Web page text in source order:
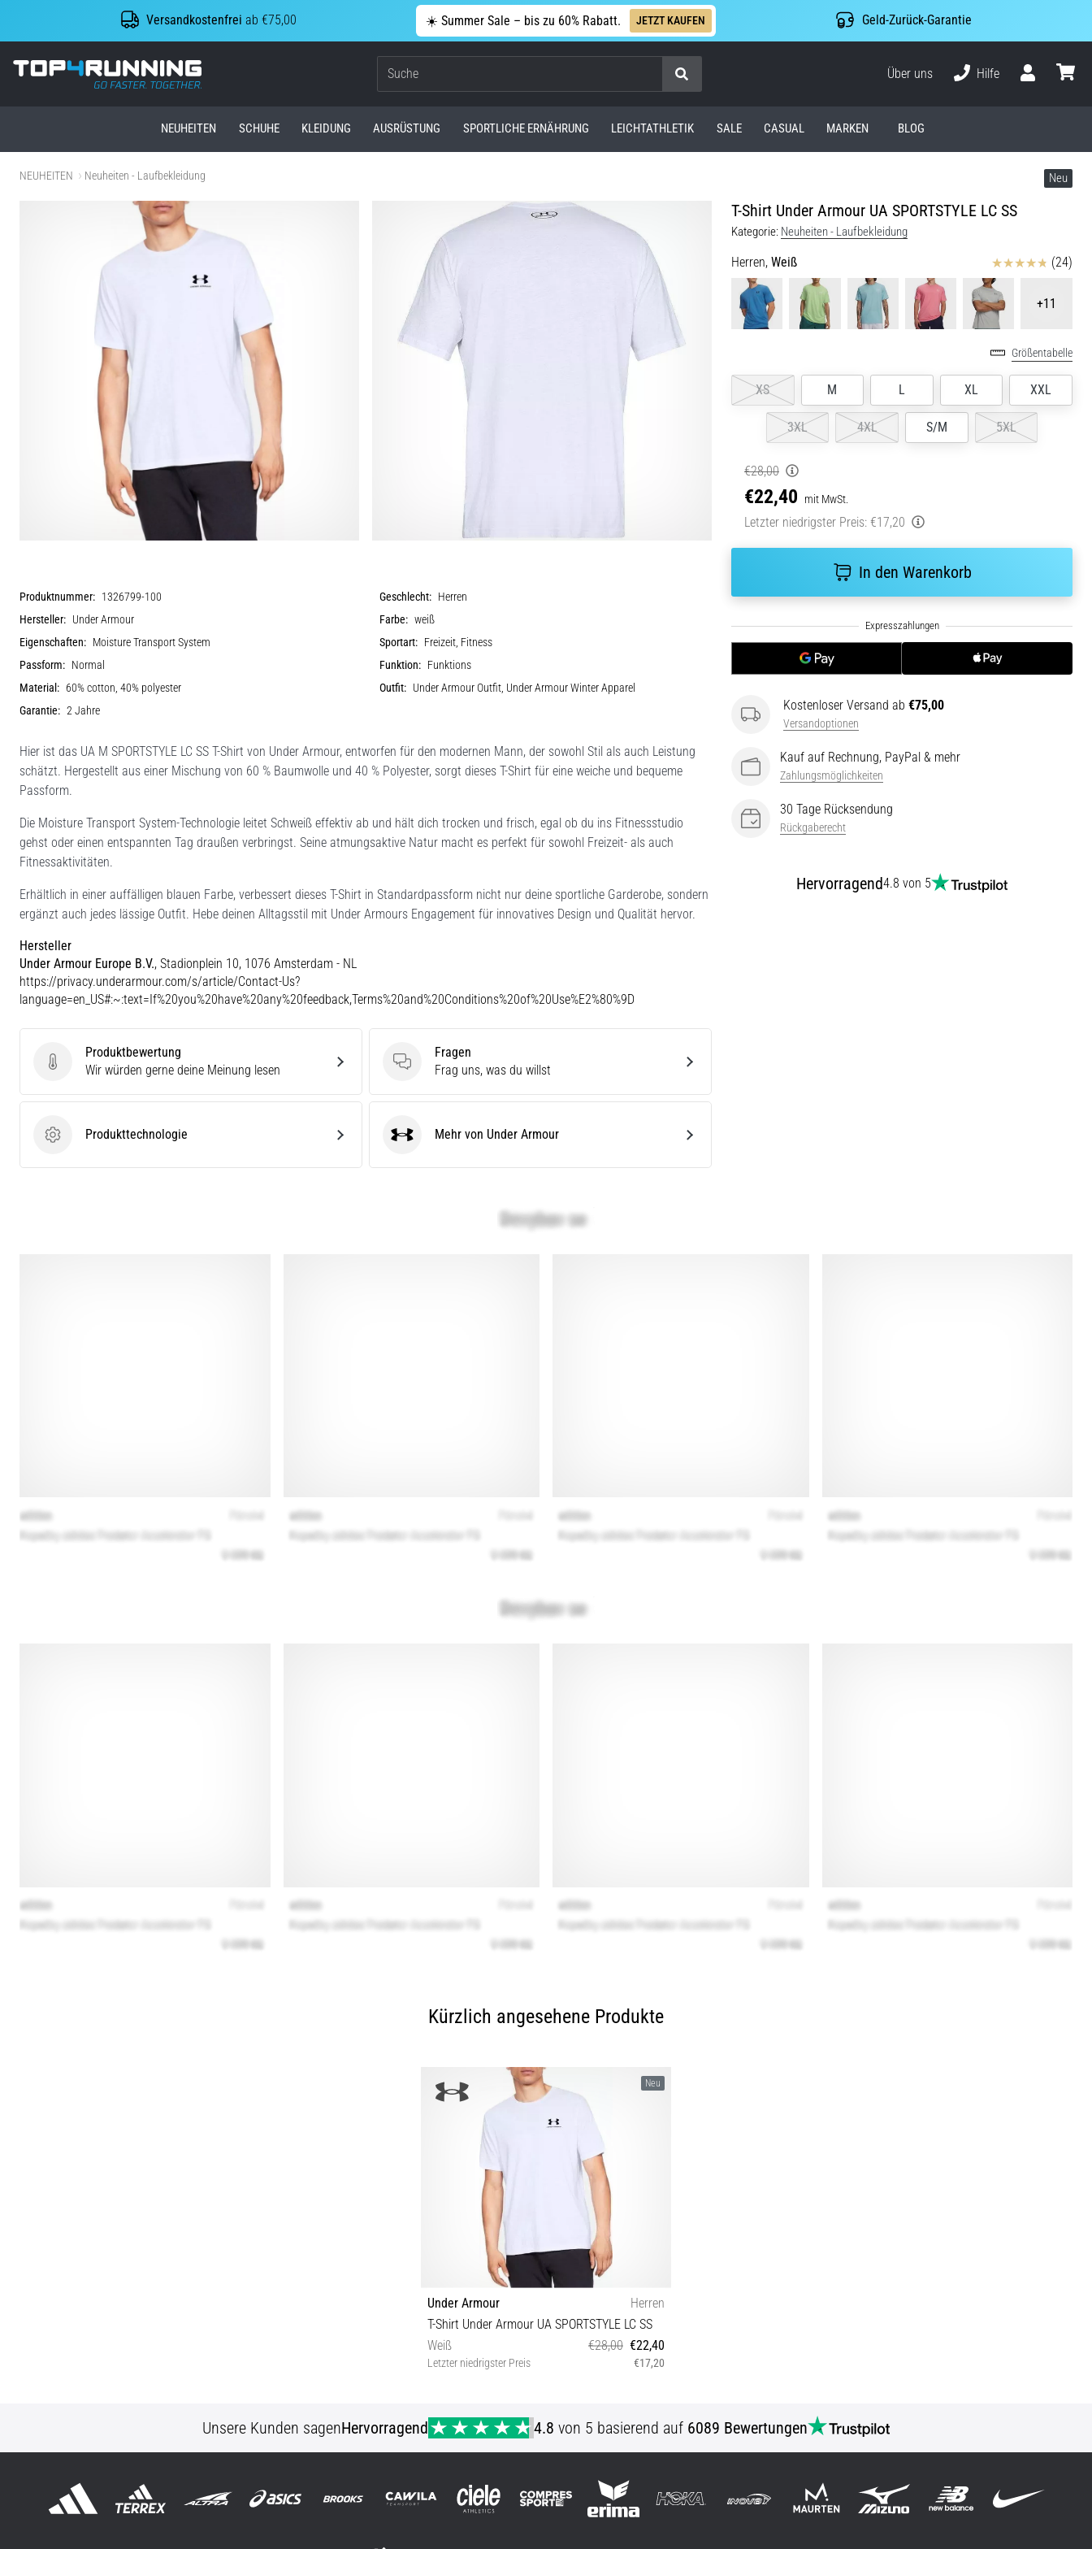
Versandkostenfrei ab €75,00 ☀️ Summer Sale – bis zu 60% Rabatt. JETZT KAUFEN Geld-Zurück-Garantie
Top4Running.at
Suche
Über uns
Hilfe
NEUHEITEN SCHUHE KLEIDUNG AUSRÜSTUNG SPORTLICHE ERNÄHRUNG LEICHTATHLETIK SALE CASUAL MARKEN BLOG
NEUHEITEN Neuheiten - Laufbekleidung Neu
T-Shirt Under Armour UA SPORTSTYLE LC SS
Kategorie: Neuheiten - Laufbekleidung
Herren, Weiß Bewertungen(24)
+11
Größentabelle
XS M L XL XXL
3XL 4XL S/M 5XL
€28,00
€22,40 mit MwSt.
Letzter niedrigster Preis: €17,20
In den Warenkorb
Kostenloser Versand ab €75,00
Versandoptionen
Kauf auf Rechnung, PayPal & mehr
Zahlungsmöglichkeiten
30 Tage Rücksendung
Rückgaberecht
Hervorragend4.8 von 5
Produktnummer: 1326799-100 Geschlecht: Herren
Hersteller: Under Armour Farbe: weiß
Eigenschaften: Moisture Transport System Sportart: Freizeit, Fitness
Passform: Normal Funktion: Funktions
Material: 60% cotton, 40% polyester Outfit: Under Armour Outfit, Under Armour Winter Apparel
Garantie: 2 Jahre
Hier ist das UA M SPORTSTYLE LC SS T-Shirt von Under Armour, entworfen für den modernen Mann, der sowohl Stil als auch Leistung
schätzt. Hergestellt aus einer Mischung von 60 % Baumwolle und 40 % Polyester, sorgt dieses T-Shirt für eine weiche und bequeme
Passform.
Die Moisture Transport System-Technologie leitet Schweiß effektiv ab und hält dich trocken und frisch, egal ob du ins Fitnessstudio
gehst oder einen entspannten Tag draußen verbringst. Seine atmungsaktive Natur macht es perfekt für sowohl Freizeit- als auch
Fitnessaktivitäten.
Erhältlich in einer auffälligen blauen Farbe, verbessert dieses T-Shirt in Standardpassform nicht nur deine sportliche Garderobe, sondern
ergänzt auch jedes lässige Outfit. Hebe deinen Alltagsstil mit Under Armours Engagement für innovatives Design und Qualität hervor.
Hersteller
Under Armour Europe B.V., Stadionplein 10, 1076 Amsterdam - NL
https://privacy.underarmour.com/s/article/Contact-Us?
language=en_US#:~:text=If%20you%20have%20any%20feedback,Terms%20and%20Conditions%20of%20Use%E2%80%9D
Produktbewertung
Produktbewertung
Wir würden gerne deine Meinung lesen
Fragen
Fragen
Frag uns, was du willst
Produkttechnologie
Produkttechnologie Under ArmourMehr von Under Armour
Kürzlich angesehene Produkte
Neu
Under Armour
Herren
T-Shirt Under Armour UA SPORTSTYLE LC SS
Weiß
€28,00 €22,40
Letzter niedrigster Preis €17,20
Unsere Kunden sagenHervorragend 4.8 von 5 basierend auf 6089 Bewertungen